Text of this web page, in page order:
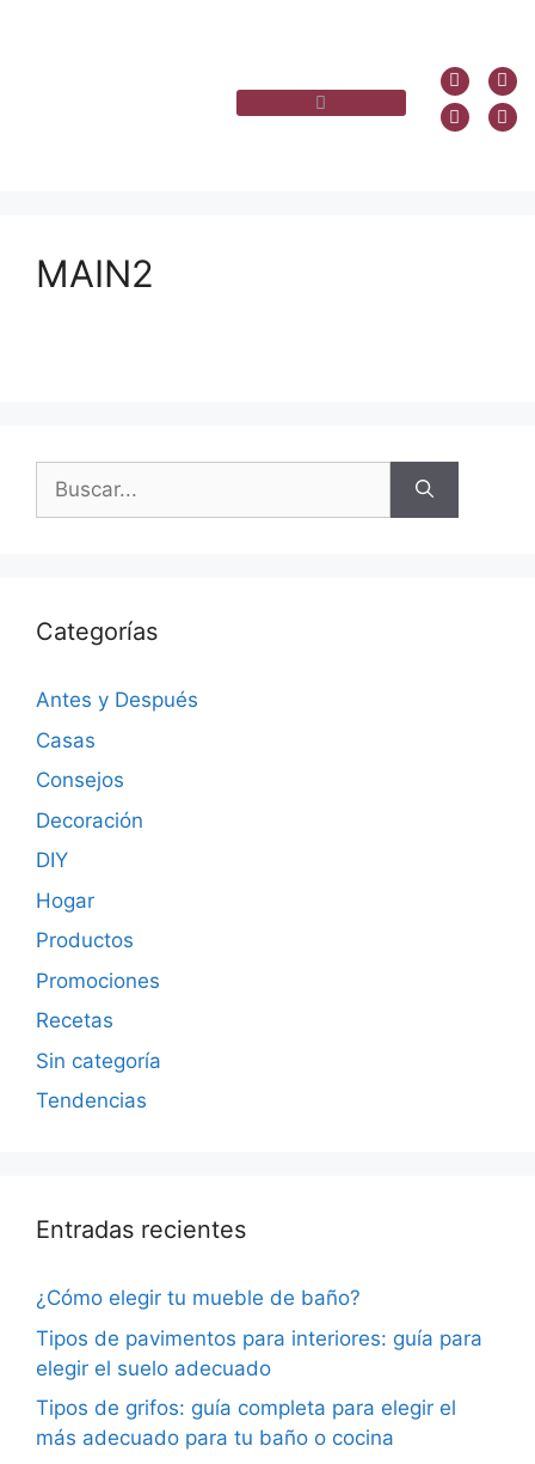
MAIN2
Categorías
Antes y Después
Casas
Consejos
Decoración
DIY
Hogar
Productos
Promociones
Recetas
Sin categoría
Tendencias
Entradas recientes
¿Cómo elegir tu mueble de baño?
Tipos de pavimentos para interiores: guía para
elegir el suelo adecuado
Tipos de grifos: guía completa para elegir el
más adecuado para tu baño o cocina